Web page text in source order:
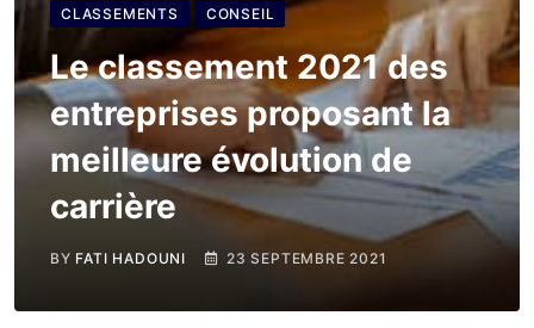
CLASSEMENTS CONSEIL
Le classement 2021 des
entreprises proposant la
meilleure évolution de
carrière
BY FATI HADOUNI 23 SEPTEMBRE 2021